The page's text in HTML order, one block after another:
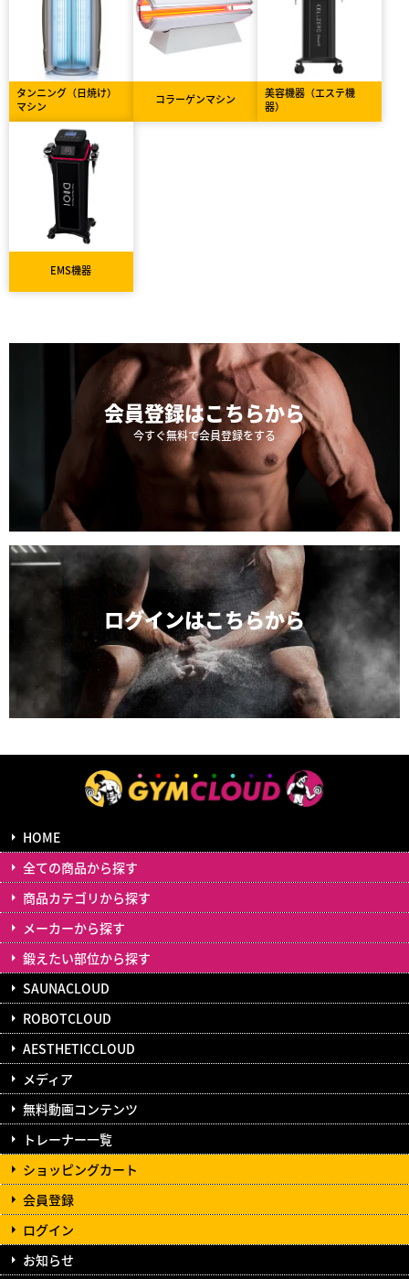
タンニング（日焼け）
マシン
コラーゲンマシン
美容機器（エステ機
器）
EMS機器
会員登録はこちらから
今すぐ無料で会員登録をする
ログインはこちらから
HOME
全ての商品から探す
商品カテゴリから探す
メーカーから探す
鍛えたい部位から探す
SAUNACLOUD
ROBOTCLOUD
AESTHETICCLOUD
メディア
無料動画コンテンツ
トレーナー一覧
ショッピングカート
会員登録
ログイン
お知らせ